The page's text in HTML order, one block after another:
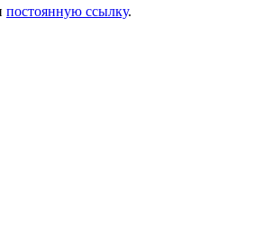
постоянную ссылку.